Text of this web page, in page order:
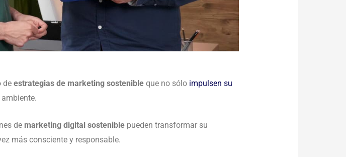
deestrategias de marketing sostenible que no sólo impulsen su
de marketing digital sostenible pueden transformar su
más consciente y responsable.